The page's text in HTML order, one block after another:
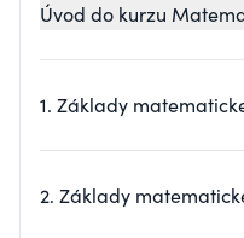
Úvod do kurzu
1. Základy
2. Základy